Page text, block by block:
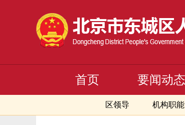
首页 要闻动态
区领导 机构职能